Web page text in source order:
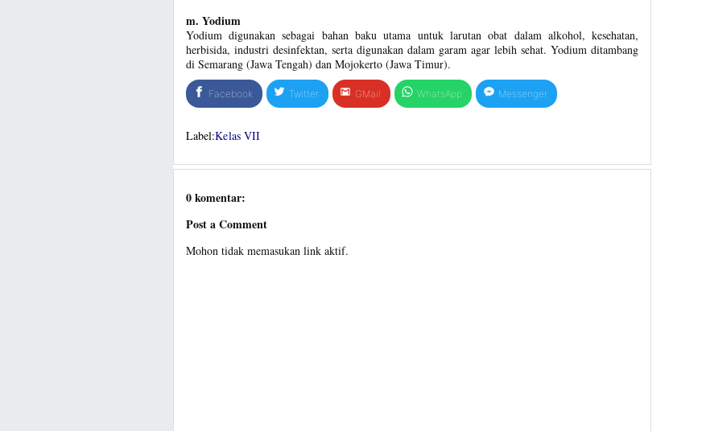
m. Yodium
Yodium digunakan sebagai bahan baku utama untuk larutan obat dalam alkohol, kesehatan,
herbisida, industri desinfektan, serta digunakan dalam garam agar lebih sehat. Yodium ditambang
di Semarang (Jawa Tengah) dan Mojokerto (Jawa Timur).
Facebook Twitter GMail WhatsApp Messenger
Label:Kelas VII
0 komentar:
Post a Comment
Mohon tidak memasukan link aktif.